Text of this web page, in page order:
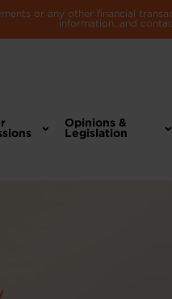
or any other financial
information, and
Opinions &
Legislation